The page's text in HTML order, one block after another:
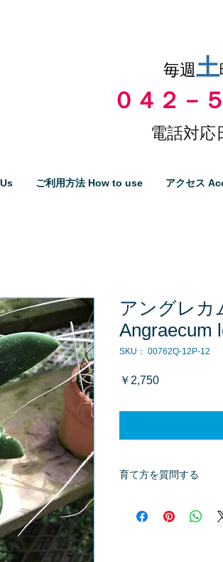
毎週土
０４２－
電話対応
ご利用方法 How to use アクセス
アングレ
Angraecum
SKU： 00762Q-12P-12
￥2,750価
育て方を質問する
※質問へのお返事は、